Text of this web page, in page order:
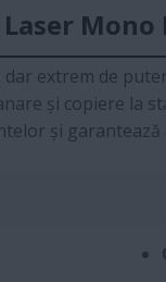
extrem de
și copiere
și